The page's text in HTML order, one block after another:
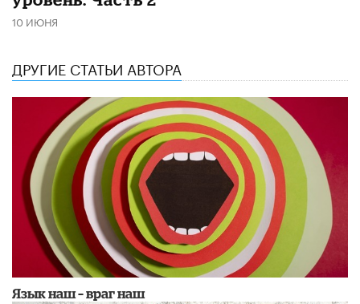
10 ИЮНЯ
ДРУГИЕ СТАТЬИ АВТОРА
Язык наш – враг наш